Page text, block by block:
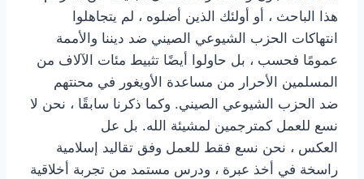
هذا الباحث ، أو أولئك الذين أضلوه ، لم يتجاهلوا
انتهاكات الحزب الشيوعي الصيني ضد ديننا والأممة
عمومًا فحسب ، بل حاولوا أيضًا تثبيط مئات الآلاف من
المسلمين الأحرار من مساعدة الأويغور في محنتهم
ضد الحزب الشيوعي الصيني. وكما ذكرنا سابقًا ، نحن لا
نسع للعمل كمترجمين لمشيئة الله. بل عل
العكس ، نحن نسع فقط للعمل وفق تقاليد إسلامية
راسخة في أخذ عبرة ، ودرس مستمد من تجربة أخلاقية